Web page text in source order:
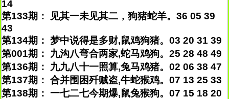
14
第133期： 见其一未见其二，狗猪蛇羊。36 05 39
43
第134期： 梦中说得是多财,鼠鸡狗猪。03 20 31 39
第001期： 九沟八弯合两家,蛇马鸡狗。25 28 48 49
第136期： 九九八十一照算,兔马鸡猪。02 06 38 47
第137期： 合并围困歼贼盗,牛蛇猴鸡。07 13 25 33
第138期： 一七二七今期爆,鼠兔猴狗。07 15 18 20